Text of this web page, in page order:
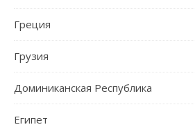
Греция
Грузия
Доминиканская Республика
Египет